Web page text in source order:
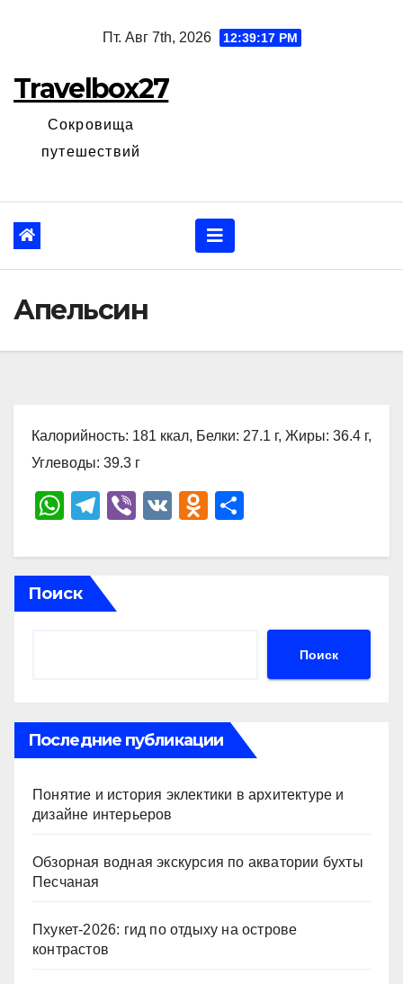
Пт. Авг 7th, 2026 12:39:18 PM
Travelbox27
Сокровища
путешествий
Апельсин
Калорийность: 181 ккал, Белки: 27.1 г, Жиры: 36.4 г,
Углеводы: 39.3 г
W
at
s
A
T
e
gr
a
Vi
er
V
O
n
ki
р
ть
Поиск
Поиск
Последние публикации
Понятие и история эклектики в архитектуре и
дизайне интерьеров
Обзорная водная экскурсия по акватории бухты
Песчаная
Пхукет-2026: гид по отдыху на острове
контрастов